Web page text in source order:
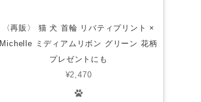
〈再販〉 猫 犬 首輪 リバティプリント ×
Michelle ミディアムリボン グリーン 花柄
プレゼントにも
¥2,470